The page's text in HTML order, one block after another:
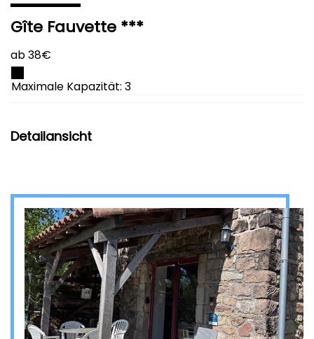
Gîte Fauvette ***
ab 38€
Maximale Kapazität: 3
Detailansicht